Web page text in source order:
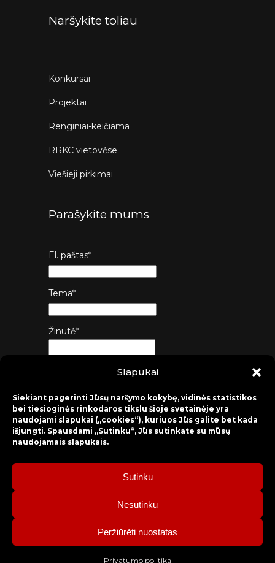
Slapukai
Siekiant pagerinti Jūsų naršymo kokybę, vidinės statistikos
bei tiesioginės rinkodaros tikslu šioje svetainėje yra
naudojami slapukai („cookies“), kuriuos Jūs galite bet kada
išjungti. Spausdami „Sutinku“, Jūs sutinkate su mūsų
naudojamais slapukais.
Sutinku
Nesutinku
Peržiūrėti nuostatas
Privatumo politika
Naršykite toliau
Konkursai
Projektai
Renginiai-keičiama
RRKC vietovėse
Viešieji pirkimai
Parašykite mums
El. paštas*
Tema*
Žinutė*
2026 © Raseinių rajono kultūros centras
+370 428 52 579.